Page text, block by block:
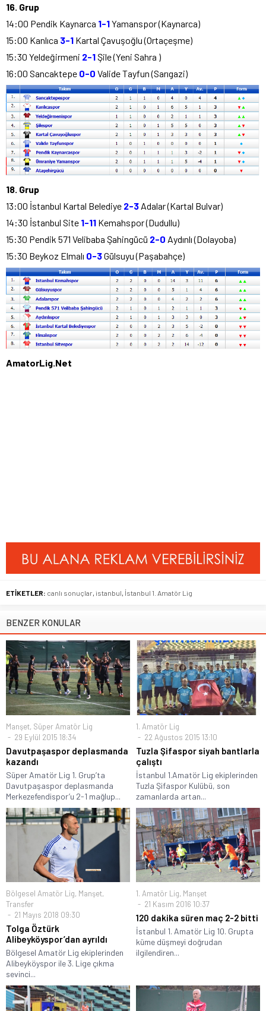
16. Grup
14:00 Pendik Kaynarca 1-1Yamanspor (Kaynarca)
15:00 Kanlıca 3-1 Kartal Çavuşoğlu (Ortaçeşme)
15:30 Yeldeğirmeni 2-1Şile (Yeni Sahra )
16:00 Sancaktepe 0-0 Valide Tayfun (Sarıgazi)
18. Grup
13:00 İstanbul Kartal Belediye 2-3 Adalar (Kartal Bulvar)
14:30 İstanbul Site 1-11 Kemahspor (Dudullu)
15:30 Pendik 571 Velibaba Şahingücü 2-0 Aydınlı (Dolayoba)
15:30 Beykoz Elmalı 0-3Gülsuyu (Paşabahçe)
AmatorLig.Net
ETİKETLER: canlı sonuçlar, istanbul, İstanbul 1. Amatör Lig
BENZER KONULAR
Manşet, Süper Amatör Lig
29 Eylül 2015 18:34
Davutpaşaspor deplasmanda
kazandı
Süper Amatör Lig 1. Grup’ta
Davutpaşaspor deplasmanda
Merkezefendispor’u 2-1 mağlup...
1. Amatör Lig
22 Ağustos 2015 13:10
Tuzla Şifaspor siyah bantlarla
çalıştı
İstanbul 1.Amatör Lig ekiplerinden
Tuzla Şifaspor Kulübü, son
zamanlarda artan...
Bölgesel Amatör Lig, Manşet,
Transfer
21 Mayıs 2018 09:30
Tolga Öztürk
Alibeyköyspor’dan ayrıldı
Bölgesel Amatör Lig ekiplerinden
Alibeyköyspor ile 3. Lige çıkma
sevinci...
1. Amatör Lig, Manşet
21 Kasım 2016 10:37
120 dakika süren maç 2-2 bitti
İstanbul 1. Amatör Lig 10. Grupta
küme düşmeyi doğrudan
ilgilendiren...